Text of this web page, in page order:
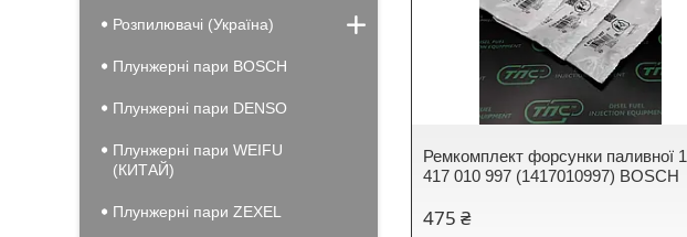
Ремкомплект форсунки паливної 1
417 010 997 (1417010997) BOSCH
475 ₴
Розпилювачі (Україна)
Плунжерні пари BOSCH
Плунжерні пари DENSO
Плунжерні пари WEIFU
(КИТАЙ)
Плунжерні пари ZEXEL